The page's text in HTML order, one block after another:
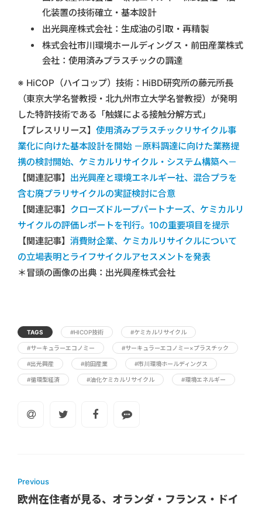
化装置の技術確立・基本設計
出光興産株式会社：生成油の引取・再精製
株式会社市川環境ホールディングス・前田産業株式
会社：使用済みプラスチックの調達
※ HiCOP（ハイコップ）技術：HiBD研究所の藤元所長
（東京大学名誉教授・北九州市立大学名誉教授）が発明
した特許技術である「触媒による接触分解方式」
【プレスリリース】 使用済みプラスチックリサイクル事
業化に向けた基本設計を開始 －原料調達に向けた業務提
携の検討開始、ケミカルリサイクル・システム構築へ－
【関連記事】 出光興産と環境エネルギー社、混合プラを
含む廃プラリサイクルの実証検討に合意
【関連記事】 クローズドループパートナーズ、ケミカルリ
サイクルの評価レポートを刊行。10の重要項目を提示
【関連記事】 消費財企業、ケミカルリサイクルについて
の立場表明とライフサイクルアセスメントを発表
＊冒頭の画像の出典：出光興産株式会社
TAGS #HICOP技術 #ケミカルリサイクル
#サーキュラーエコノミー #サーキュラーエコノミー×プラスチック
#出光興産 #前田産業 #市川環境ホールディングス
#循環型経済 #油化ケミカルリサイクル #環境エネルギー
Previous
欧州在住者が見る、オランダ・フランス・ドイ